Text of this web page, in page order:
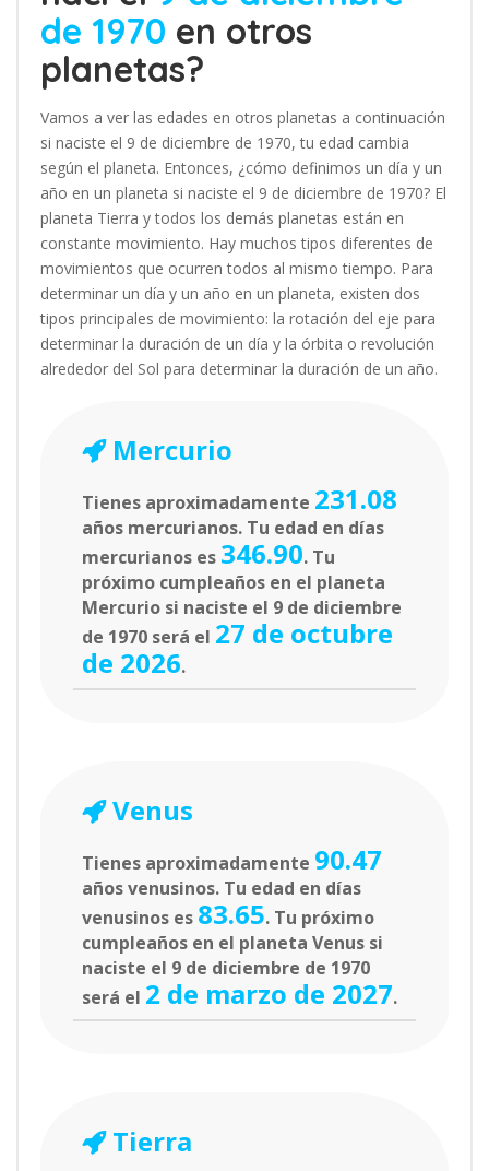
de 1970 en otros
planetas?
Vamos a ver las edades en otros planetas a continuación
si naciste el 9 de diciembre de 1970, tu edad cambia
según el planeta. Entonces, ¿cómo definimos un día y un
año en un planeta si naciste el 9 de diciembre de 1970? El
planeta Tierra y todos los demás planetas están en
constante movimiento. Hay muchos tipos diferentes de
movimientos que ocurren todos al mismo tiempo. Para
determinar un día y un año en un planeta, existen dos
tipos principales de movimiento: la rotación del eje para
determinar la duración de un día y la órbita o revolución
alrededor del Sol para determinar la duración de un año.
Mercurio
Tienes aproximadamente 231.08
años mercurianos. Tu edad en días
mercurianos es 346.90. Tu
próximo cumpleaños en el planeta
Mercurio si naciste el 9 de diciembre
de 1970 será el 27 de octubre
de 2026.
Venus
Tienes aproximadamente 90.47
años venusinos. Tu edad en días
venusinos es 83.65. Tu próximo
cumpleaños en el planeta Venus si
naciste el 9 de diciembre de 1970
será el 2 de marzo de 2027.
Tierra